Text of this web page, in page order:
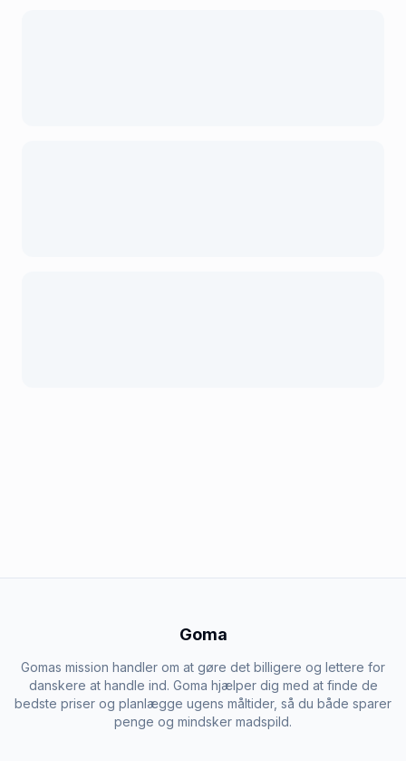
Goma
Gomas mission handler om at gøre det billigere og lettere for
danskere at handle ind. Goma hjælper dig med at finde de
bedste priser og planlægge ugens måltider, så du både sparer
penge og mindsker madspild.